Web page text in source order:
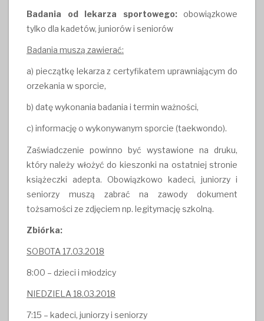
Badania od lekarza sportowego:obowiązkowe
tylko dla kadetów, juniorów i seniorów
Badania muszą zawierać:
a) pieczątkę lekarza z certyfikatem uprawniającym do
orzekania w sporcie,
b) datę wykonania badania i termin ważności,
c) informację o wykonywanym sporcie (taekwondo).
Zaświadczenie powinno być wystawione na druku,
który należy włożyć do kieszonki na ostatniej stronie
książeczki adepta. Obowiązkowo kadeci, juniorzy i
seniorzy muszą zabrać na zawody dokument
tożsamości ze zdjęciem np. legitymację szkolną.
Zbiórka:
SOBOTA 17.03.2018
8:00 – dzieci i młodzicy
NIEDZIELA 18.03.2018
7:15 – kadeci, juniorzy i seniorzy